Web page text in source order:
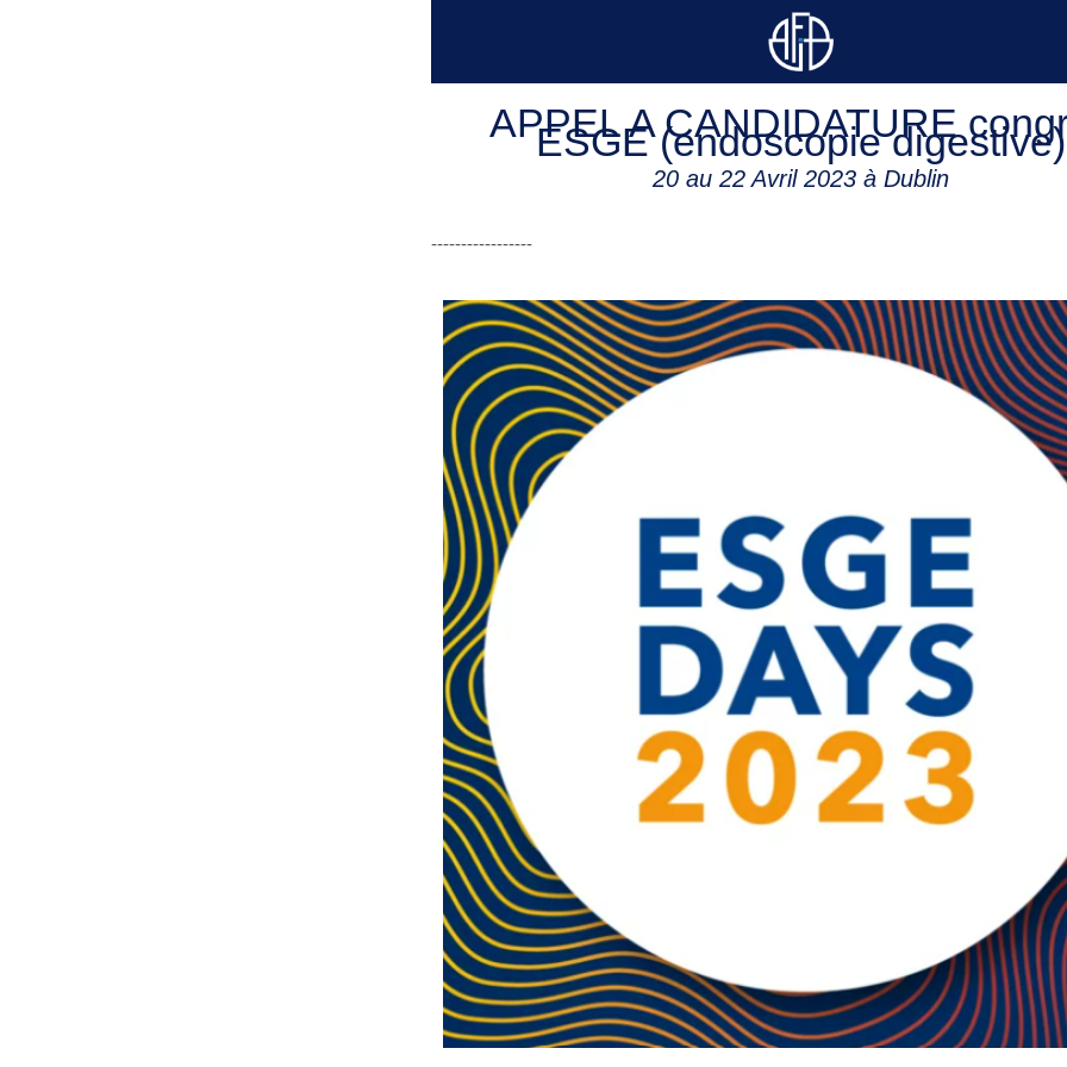
APPEL A CANDIDATURE
ESGE (endoscopie digestive)
20 au 22 Avril 2023 à Dublin
-----------------